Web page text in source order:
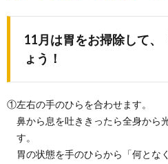
11月は胃をお掃除して、
ょう！
①左右の手のひらを合わせます。
鼻から息を吐ききったら全身から
す。
胃の状態を手のひらから「何とな